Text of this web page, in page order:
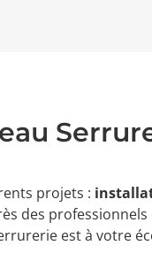
projets :
des
est à votre